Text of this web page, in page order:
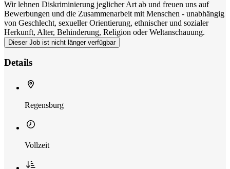
Wir lehnen Diskriminierung jeglicher Art ab und freuen uns auf
Bewerbungen und die Zusammenarbeit mit Menschen - unabhängig
von Geschlecht, sexueller Orientierung, ethnischer und sozialer
Herkunft, Alter, Behinderung, Religion oder Weltanschauung.
Dieser Job ist nicht länger verfügbar
Details
Regensburg
Vollzeit